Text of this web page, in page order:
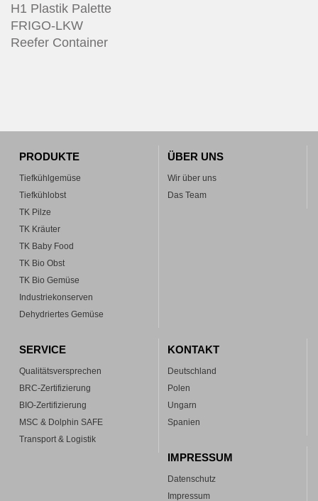
H1 Plastik Palette
FRIGO-LKW
Reefer Container
PRODUKTE
Tiefkühlgemüse
Tiefkühlobst
TK Pilze
TK Kräuter
TK Baby Food
TK Bio Obst
TK Bio Gemüse
Industriekonserven
Dehydriertes Gemüse
ÜBER UNS
Wir über uns
Das Team
SERVICE
Qualitätsversprechen
BRC-Zertifizierung
BIO-Zertifizierung
MSC & Dolphin SAFE
Transport & Logistik
KONTAKT
Deutschland
Polen
Ungarn
Spanien
IMPRESSUM
Datenschutz
Impressum